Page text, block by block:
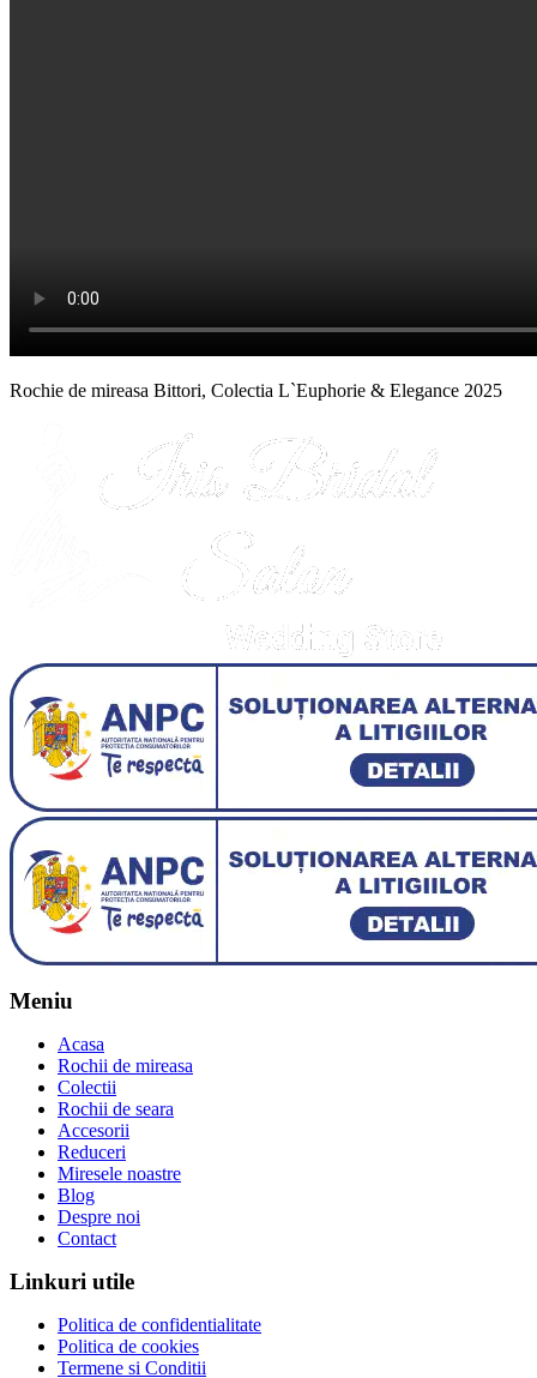
Rochie de mireasa Bittori, Colectia L`Euphorie & Elegance 2025
Meniu
Acasa
Rochii de mireasa
Colectii
Rochii de seara
Accesorii
Reduceri
Miresele noastre
Blog
Despre noi
Contact
Linkuri utile
Politica de confidentialitate
Politica de cookies
Termene si Conditii